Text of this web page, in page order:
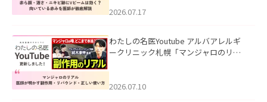
した。
2026.07.17
わたしの名医Youtube アルバアレルギ
ークリニック札幌「マンジャロのリア
た。
2026.07.10